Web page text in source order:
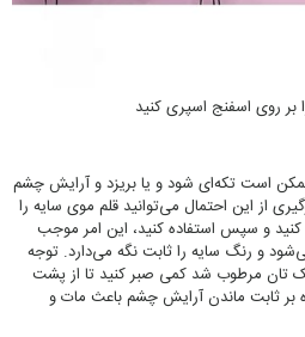
روی اسفنج اسپری کنید
است تکه‌ای شود و یا بریزد و آرایش چشم
از این احتمال می‌توانید قلم موی سایه را
کنید و سپس استفاده کنید، این امر موجب
و رنگ سایه را ثابت نگه می‌دارد. توجه
تان مرطوب شد کمی صبر کنید تا از پشت
بر ثابت ماندن آرایش چشم باعث مات و